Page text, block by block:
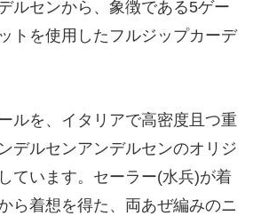
ルセンから、象徴である5ゲー
トを使用したフルジップカーデ
ルを、イタリアで高密度且つ重
デルセンアンデルセンのオリジ
ています。セーラー(水兵)が着
ら着想を得た、両あぜ編みのニ